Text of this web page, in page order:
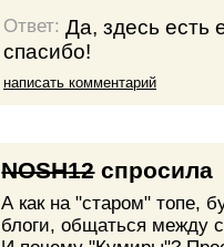
Ответ: Да, здесь есть
спасибо!
написать комментарий
NOSH12спросила
А как на "старом" топе,
блоги, общаться между